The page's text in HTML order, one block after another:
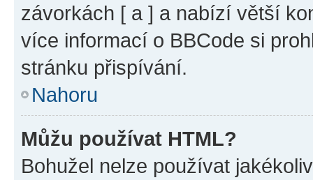
závorkách [ a ] a nabízí větší
více informací o BBCode si
stránku přispívání.
Nahoru
Můžu používat HTML?
Bohužel nelze používat